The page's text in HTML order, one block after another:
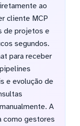
ao
cliente MCP
de projetos e
segundos.
para receber
e evolução de
A
como gestores